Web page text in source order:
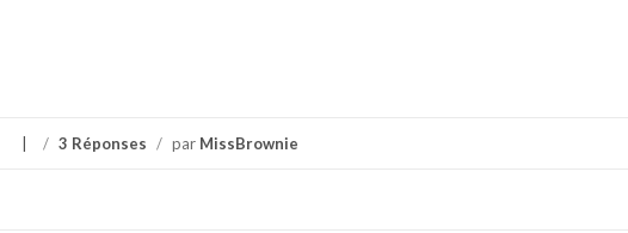
/ 3 Réponses / par MissBrownie